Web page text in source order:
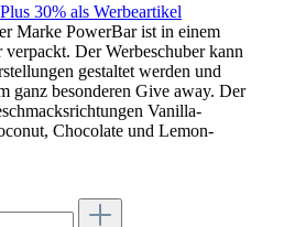
30% als Werbeartikel
Marke PowerBar ist in einem
verpackt. Der Werbeschuber kann
gestaltet werden und
ganz besonderen Give away. Der
Vanilla-
Chocolate und Lemon-